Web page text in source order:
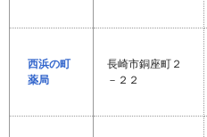
西浜の町
薬局
長崎市銅座町２
－２２